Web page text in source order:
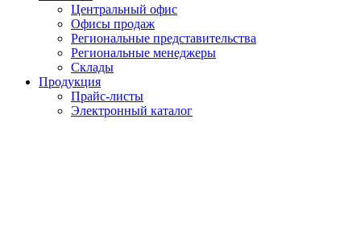
Центральный офис
Офисы продаж
Региональные представительства
Региональные менеджеры
Склады
Продукция
Прайс-листы
Электронный каталог